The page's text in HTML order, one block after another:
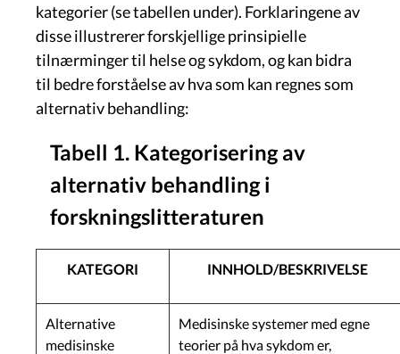
kategorier (se tabellen under). Forklaringene av
disse illustrerer forskjellige prinsipielle
tilnærminger til helse og sykdom, og kan bidra
til bedre forståelse av hva som kan regnes som
alternativ behandling:
Tabell 1. Kategorisering av
alternativ behandling i
forskningslitteraturen
KATEGORI INNHOLD/BESKRIVELSE
Alternative
medisinske
Medisinske systemer med egne
teorier på hva sykdom er,